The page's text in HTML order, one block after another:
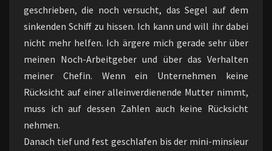
geschrieben, die noch versucht, das Segel auf dem
sinkenden Schiff zu hissen. Ich kann und will ihr dabei
nicht mehr helfen. Ich ärgere mich gerade sehr über
meinen Noch-Arbeitgeber und über das Verhalten
meiner Chefin. Wenn ein Unternehmen keine
Rücksicht auf einer alleinverdienende Mutter nimmt,
muss ich auf dessen Zahlen auch keine Rücksicht
nehmen.
Danach tief und fest geschlafen bis der mini-minsieur